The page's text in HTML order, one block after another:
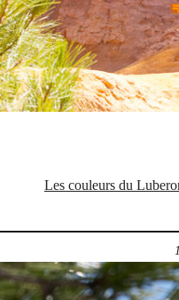
Les couleurs du